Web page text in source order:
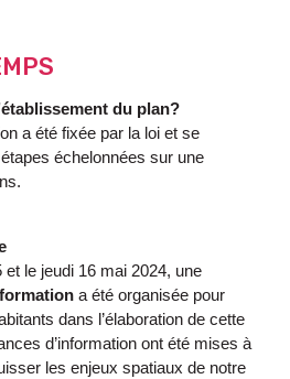
du plan?
a été fixée par la loi et se
échelonnées sur une
et le jeudi 16 mai 2024, une
a été organisée pour
dans l’élaboration de cette
d’information ont été mises à
les enjeux spatiaux de notre